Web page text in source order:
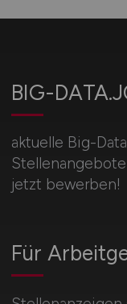
BIG-
aktuelle Big-
jetzt bewerben!
Für